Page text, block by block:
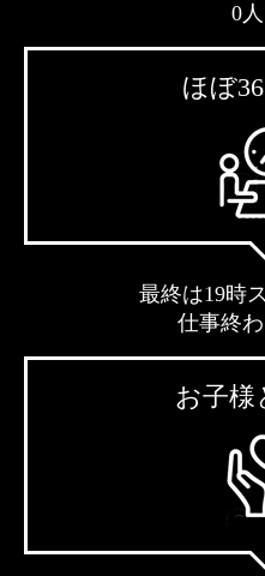
0
ほぼ
最終は19時
仕事終
お子様